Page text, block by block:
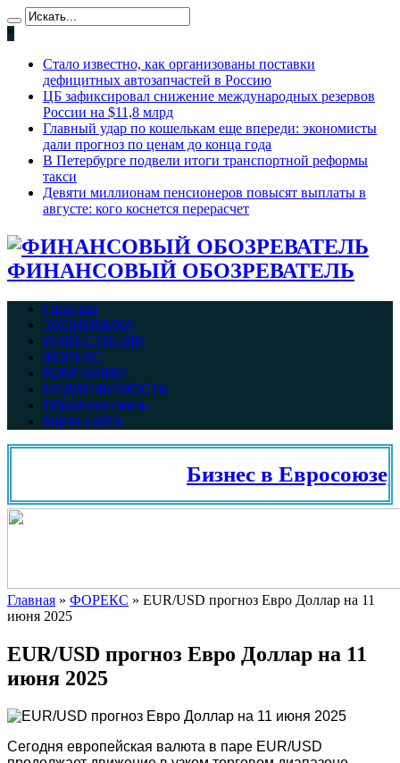
*
Стало известно, как организованы поставки
дефицитных автозапчастей в Россию
ЦБ зафиксировал снижение международных резервов
России на $11,8 млрд
Главный удар по кошелькам еще впереди: экономисты
дали прогноз по ценам до конца года
В Петербурге подвели итоги транспортной реформы
такси
Девяти миллионам пенсионеров повысят выплаты в
августе: кого коснется перерасчет
ФИНАНСОВЫЙ ОБОЗРЕВАТЕЛЬ
Главная
ЭКОНОМИКА
ИНВЕСТИЦИИ
ФОРЕКС
КОМПАНИИ
НЕДВИЖИМОСТЬ
Обратная связь
Карта сайта
Бизнес в
Главная » ФОРЕКС » EUR/USD прогноз Евро Доллар на 11
июня 2025
EUR/USD прогноз Евро Доллар на 11
июня 2025
Сегодня европейская валюта в паре EUR/USD